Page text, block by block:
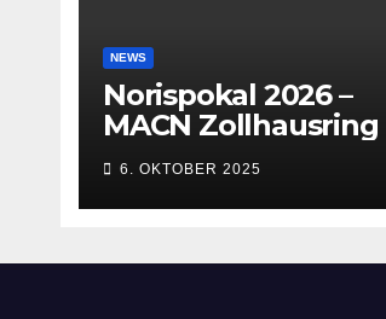
NEWS
Norispokal 2026 –
MACN Zollhausring
6. OKTOBER 2025